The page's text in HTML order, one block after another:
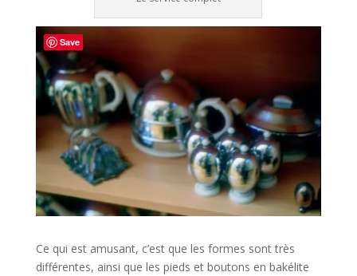
Ce qui est amusant, c’est que les formes sont très
différentes, ainsi que les pieds et boutons en bakélite
Save